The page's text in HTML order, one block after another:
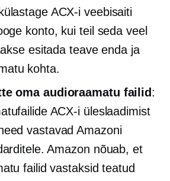
ACX-i veebisaiti
konto, kui teil seda veel
esitada teave enda ja
kohta.
oma audioraamatu failid:
ACX-i üleslaadimist
vastavad Amazoni
Amazon nõuab, et
failid vastaksid teatud